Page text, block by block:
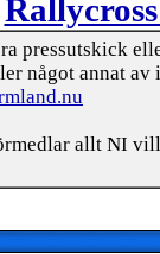
pressutskick
något annat
allt NI